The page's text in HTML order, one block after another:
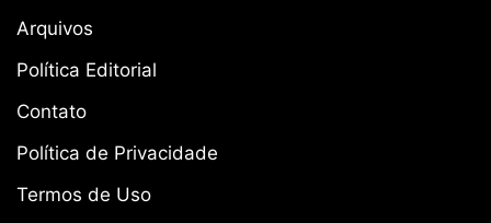
Arquivos
Política Editorial
Contato
Política de Privacidade
Termos de Uso